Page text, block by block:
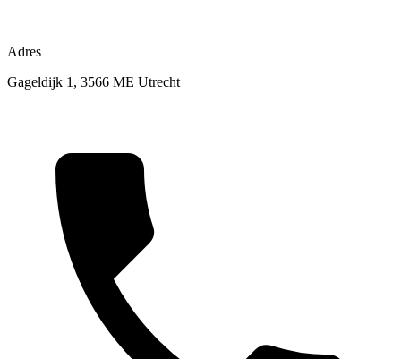
Adres
Gageldijk 1, 3566 ME Utrecht